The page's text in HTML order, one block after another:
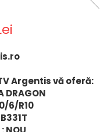
Argentis vă oferă:
DRAGON
6/R10